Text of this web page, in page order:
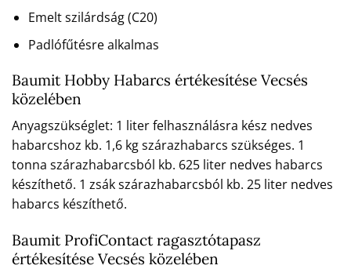
Emelt szilárdság (C20)
Padlófűtésre alkalmas
Baumit Hobby Habarcs értékesítése Vecsés
közelében
Anyagszükséglet: 1 liter felhasználásra kész nedves
habarcshoz kb. 1,6 kg szárazhabarcs szükséges. 1
tonna szárazhabarcsból kb. 625 liter nedves habarcs
készíthető. 1 zsák szárazhabarcsból kb. 25 liter nedves
habarcs készíthető.
Baumit ProfiContact ragasztótapasz
értékesítése Vecsés közelében